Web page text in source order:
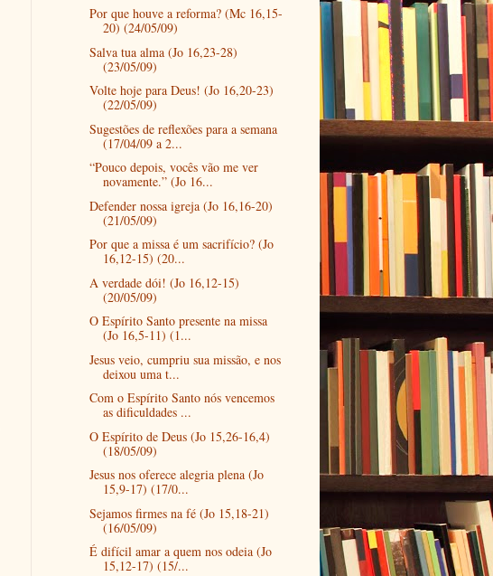
Por que houve a reforma? (Mc 16,15-
20) (24/05/09)
Salva tua alma (Jo 16,23-28)
(23/05/09)
Volte hoje para Deus! (Jo 16,20-23)
(22/05/09)
Sugestões de reflexões para a semana
(17/04/09 a 2...
“Pouco depois, vocês vão me ver
novamente.” (Jo 16...
Defender nossa igreja (Jo 16,16-20)
(21/05/09)
Por que a missa é um sacrifício? (Jo
16,12-15) (20...
A verdade dói! (Jo 16,12-15)
(20/05/09)
O Espírito Santo presente na missa
(Jo 16,5-11) (1...
Jesus veio, cumpriu sua missão, e nos
deixou uma t...
Com o Espírito Santo nós vencemos
as dificuldades ...
O Espírito de Deus (Jo 15,26-16,4)
(18/05/09)
Jesus nos oferece alegria plena (Jo
15,9-17) (17/0...
Sejamos firmes na fé (Jo 15,18-21)
(16/05/09)
É difícil amar a quem nos odeia (Jo
15,12-17) (15/...